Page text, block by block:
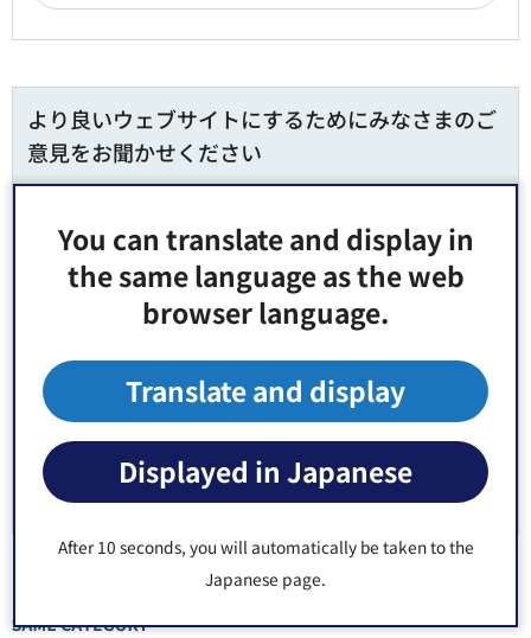
You can translate and display in
the same language as the web
browser language.
Translate and display
Displayed in Japanese
After 10 seconds, you will automatically be taken to the
Japanese page.
より良いウェブサイトにするためにみなさまのご
意見をお聞かせください
1：役に立った
2：ふつう
3：役に立たなかった
このページの情報は見つけやすかったですか？
1：見つけやすかった
2：ふつう
3：見つけにくかった